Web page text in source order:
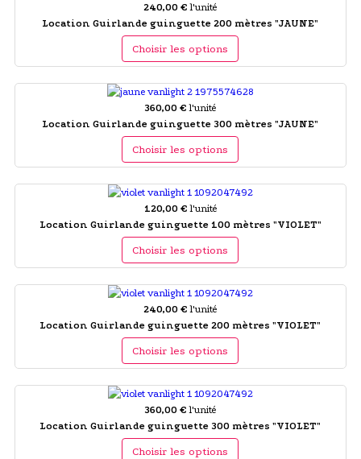
240,00 € l'unité
Location Guirlande guinguette 200 mètres "JAUNE"
Choisir les options
360,00 € l'unité
Location Guirlande guinguette 300 mètres "JAUNE"
Choisir les options
120,00 € l'unité
Location Guirlande guinguette 100 mètres "VIOLET"
Choisir les options
240,00 € l'unité
Location Guirlande guinguette 200 mètres "VIOLET"
Choisir les options
360,00 € l'unité
Location Guirlande guinguette 300 mètres "VIOLET"
Choisir les options